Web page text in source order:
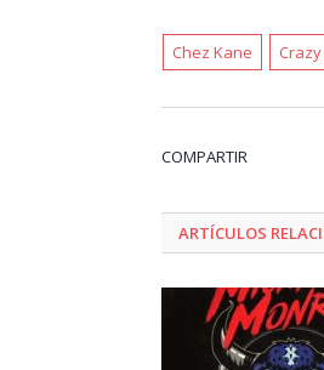
Chez Kane
COMPARTIR
ARTÍCULOS